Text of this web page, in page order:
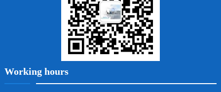
Working hours